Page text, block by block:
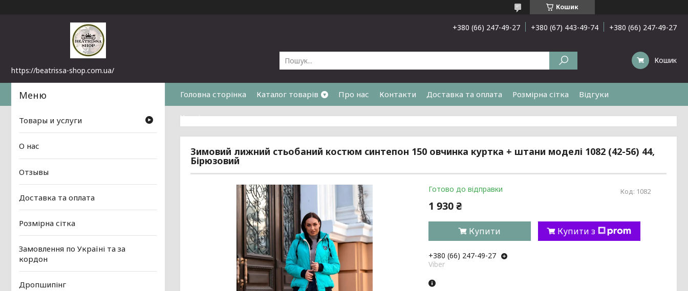
Кошик
https://beatrissa-shop.com.ua/
+380 (66) 247-49-27 +380 (67) 443-49-74 +380 (66) 247-49-27
Кошик
Головна сторінка Каталог товарів Про нас Контакти Доставка та оплата Розмірна сітка Відгуки
Часті питання
Зимовий лижний стьобаний костюм синтепон 150 овчинка куртка + штани моделі 1082 (42-56) 44,
Бірюзовий
Готово до відправки Код: 1082
1 930 ₴
Купити Купити з
+380 (66) 247-49-27
Viber
Товары и услуги
О нас
Отзывы
Доставка та оплата
Розмірна сітка
Замовлення по Україні та за
кордон
Дропшипінг